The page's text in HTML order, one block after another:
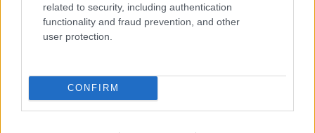
related to security, including authentication
functionality and fraud prevention, and other
user protection.
CONFIRM
Ezért párásodik be állandóan az ablak – egyszerűbb a
megoldás, mint gondolnád